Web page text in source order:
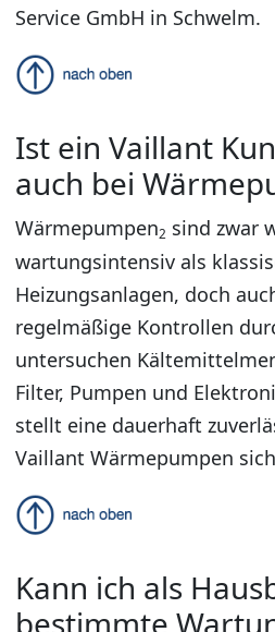
Service GmbH in Schwelm.
Ist ein Vaillant
auch bei
Wärmepumpen2 sind zwar
wartungsintensiv als
Heizungsanlagen, doch
regelmäßige Kontrollen
untersuchen
Filter, Pumpen und
stellt eine dauerhaft
Vaillant Wärmepumpen
Kann ich als
bestimmte